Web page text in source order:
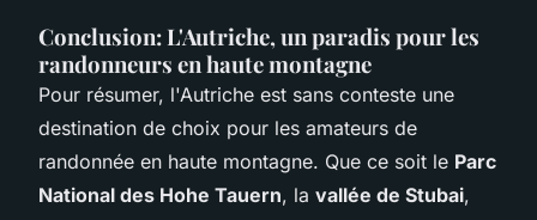
Conclusion: L'Autriche, un paradis pour les
randonneurs en haute montagne
Pour résumer, l'Autriche est sans conteste une
destination de choix pour les amateurs de
randonnée en haute montagne. Que ce soit le Parc
National des Hohe Tauern, la vallée de Stubai,